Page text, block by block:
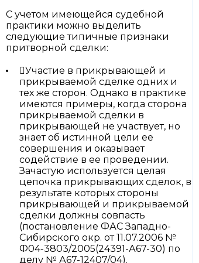
С учетом имеющейся судебной
практики можно выделить
следующие типичные признаки
притворной сделки:
Участие в прикрывающей и
прикрываемой сделке одних и
тех же сторон. Однако в практике
имеются примеры, когда сторона
прикрываемой сделки в
прикрывающей не участвует, но
знает об истинной цели ее
совершения и оказывает
содействие в ее проведении.
Зачастую используется целая
цепочка прикрывающих сделок, в
результате которых стороны
прикрывающей и прикрываемой
сделки должны совпасть
(постановление ФАС Западно-
Сибирского окр. от 11.07.2006 №
Ф04-3803/2005(24391-А67-30) по
делу № А67-12407/04).